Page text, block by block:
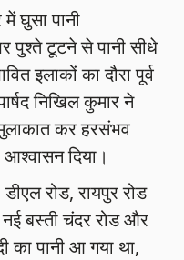
में घुसा पानी
पुश्ते टूटने से पानी सीधे
इलाकों का दौरा पूर्व
निखिल कुमार ने
कर हरसंभव
दिया।
रोड, रायपुर रोड
बस्ती चंदर रोड और
का पानी आ गया था,